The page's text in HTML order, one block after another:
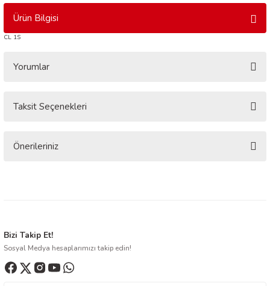
Ürün Bilgisi
CL 1S
Yorumlar
Bu ürüne ilk yorumu siz yapın!
Taksit Seçenekleri
Önerileriniz
Ürün resmi kalitesiz, bozuk veya görüntülenemiyor.
Ürün açıklamasında eksik bilgiler bulunuyor.
Ürün bilgilerinde hatalar bulunuyor.
Bizi Takip Et!
Sosyal Medya hesaplarımızı takip edin!